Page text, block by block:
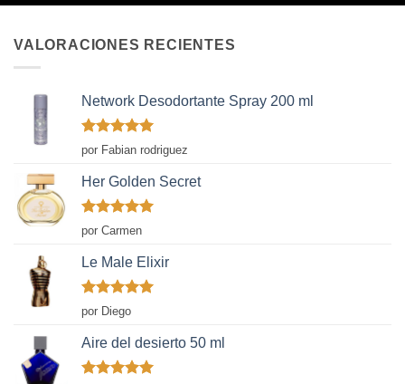
VALORACIONES RECIENTES
Network Desodortante Spray 200 ml
Valorado
con
por Fabian rodriguez
Her Golden Secret
Valorado
con
por Carmen
Le Male Elixir
Valorado
con
de 5
por Diego
Aire del desierto 50 ml